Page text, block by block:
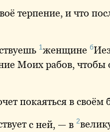
терпение, и что
1женщине б
Моих рабов, чтобы
покаяться в своём
с ней, — в 2